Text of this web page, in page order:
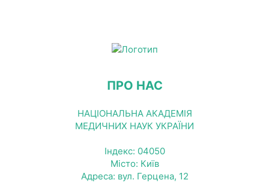
ПРО НАС
НАЦІОНАЛЬНА АКАДЕМІЯ
МЕДИЧНИХ НАУК УКРАЇНИ
Індекс: 04050
Місто: Київ
Адреса: вул. Герцена, 12